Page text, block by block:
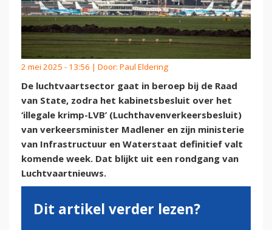
2 mei 2025 - 13:56 | Door: Paul Eldering
De luchtvaartsector gaat in beroep bij de Raad
van State, zodra het kabinetsbesluit over het
‘illegale krimp-LVB’ (Luchthavenverkeersbesluit)
van verkeersminister Madlener en zijn ministerie
van Infrastructuur en Waterstaat definitief valt
komende week. Dat blijkt uit een rondgang van
Luchtvaartnieuws.
Dit artikel verder lezen?